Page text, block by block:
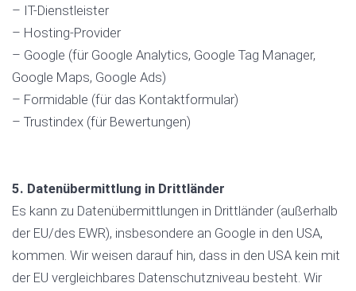
– IT-Dienstleister
– Hosting-Provider
– Google (für Google Analytics, Google Tag Manager,
Google Maps, Google Ads)
– Formidable (für das Kontaktformular)
– Trustindex (für Bewertungen)
5. Datenübermittlung in Drittländer
Es kann zu Datenübermittlungen in Drittländer (außerhalb
der EU/des EWR), insbesondere an Google in den USA,
kommen. Wir weisen darauf hin, dass in den USA kein mit
der EU vergleichbares Datenschutzniveau besteht. Wir